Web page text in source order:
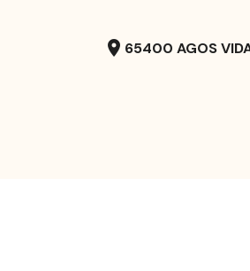
location_on 65400 AGOS